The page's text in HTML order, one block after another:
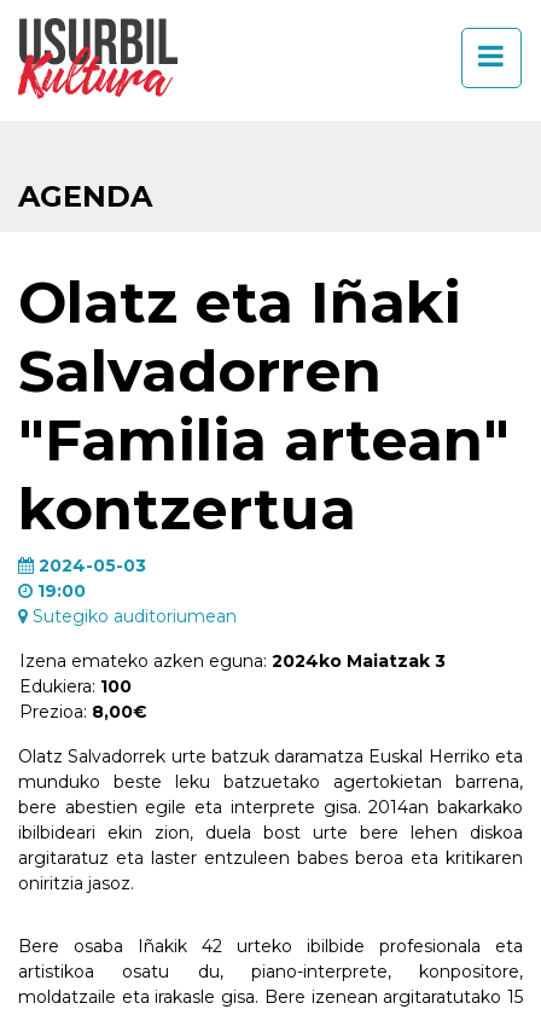
AGENDA
Olatz eta Iñaki
Salvadorren
"Familia artean"
kontzertua
2024-05-03
19:00
Sutegiko auditoriumean
Izena emateko azken eguna: 2024ko Maiatzak 3
Edukiera: 100
Prezioa: 8,00€
Olatz Salvadorrek urte batzuk daramatza Euskal Herriko eta
munduko beste leku batzuetako agertokietan barrena,
bere abestien egile eta interprete gisa. 2014an bakarkako
ibilbideari ekin zion, duela bost urte bere lehen diskoa
argitaratuz eta laster entzuleen babes beroa eta kritikaren
oniritzia jasoz.
Bere osaba Iñakik 42 urteko ibilbide profesionala eta
artistikoa osatu du, piano-interprete, konpositore,
moldatzaile eta irakasle gisa. Bere izenean argitaratutako 15